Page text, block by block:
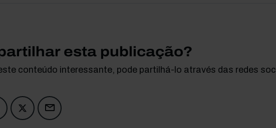
esta publicação?
conteúdo interessante, pode partilhá-lo através das redes